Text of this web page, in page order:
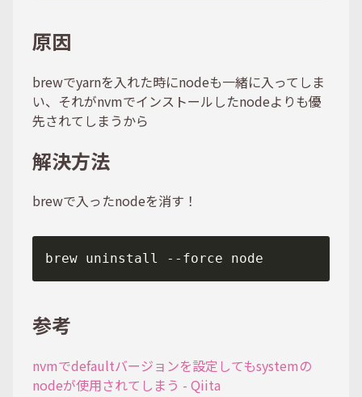
原因
brewでyarnを入れた時にnodeも一緒に入ってしま
い、それがnvmでインストールしたnodeよりも優
先されてしまうから
解決方法
brewで入ったnodeを消す！
参考
nvmでdefaultバージョンを設定してもsystemの
nodeが使用されてしまう - Qiita